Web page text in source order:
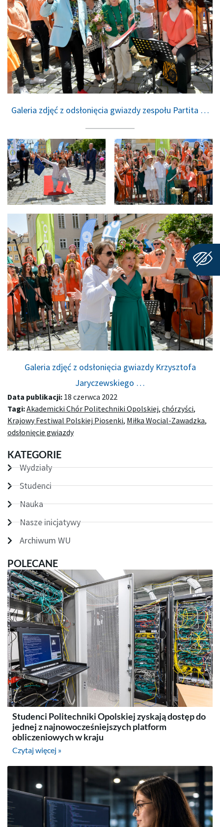
Galeria zdjęć z odsłonięcia gwiazdy zespołu Partita …
Galeria zdjęć z odsłonięcia gwiazdy Krzysztofa
Jaryczewskiego …
Data publikacji: 18 czerwca 2022
Tagi:Akademicki Chór Politechniki Opolskiej, chórzyści,
Krajowy Festiwal Polskiej Piosenki, Miłka Wocial-Zawadzka,
odsłonięcie gwiazdy
KATEGORIE
Wydziały
Studenci
Nauka
Nasze inicjatywy
Archiwum WU
POLECANE
Studenci Politechniki Opolskiej zyskają dostęp do
jednej z najnowocześniejszych platform
obliczeniowych w kraju
Czytaj więcej »